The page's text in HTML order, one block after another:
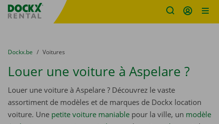
sitename
You are here:
du
Dockx.be to
Voitures
Louer une voiture à Aspelare ?
Louer une voiture à Aspelare ? Découvrez le vaste
assortiment de modèles et de marques de Dockx location
voiture. Une petite voiture maniable pour la ville, un modèle